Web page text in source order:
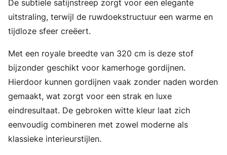
De subtiele satijnstreep zorgt voor een elegante
uitstraling, terwijl de ruwdoekstructuur een warme en
tijdloze sfeer creëert.
Met een royale breedte van 320 cm is deze stof
bijzonder geschikt voor kamerhoge gordijnen.
Hierdoor kunnen gordijnen vaak zonder naden worden
gemaakt, wat zorgt voor een strak en luxe
eindresultaat. De gebroken witte kleur laat zich
eenvoudig combineren met zowel moderne als
klassieke interieurstijlen.